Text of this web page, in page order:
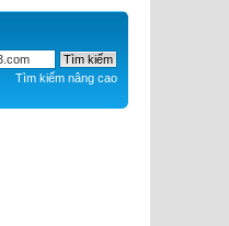
Tìm kiếm nâng cao